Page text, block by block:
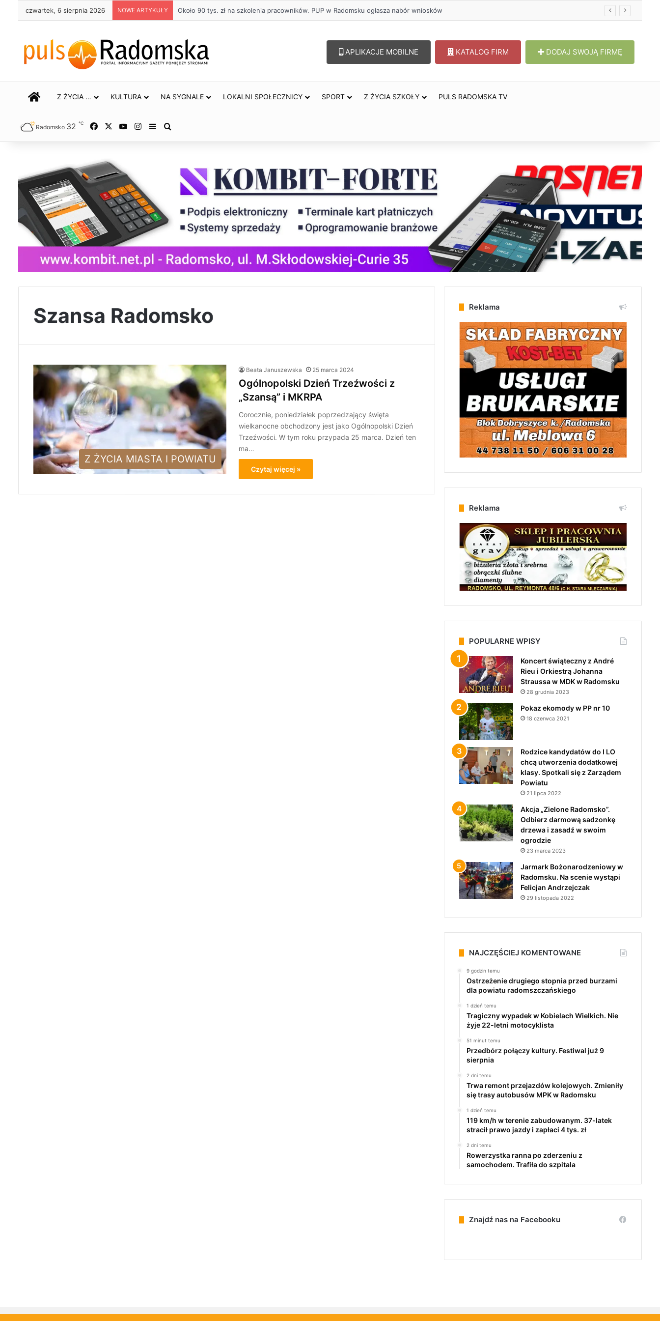
czwartek, 6 sierpnia 2026 NOWE ARTYKUŁY Około 90 tys. zł na szkolenia pracowników. PUP w Radomsku ogłasza nabór wniosków
APLIKACJE MOBILNE KATALOG FIRM DODAJ SWOJĄ FIRMĘ
STRONA GŁÓWNA
Z ŻYCIA … KULTURA NA SYGNALE LOKALNI SPOŁECZNICY SPORT Z ŻYCIA SZKOŁY PULS RADOMSKA TV
Radomsko 32 ℃ Facebook YouTubeInstagram
Sidebar
Szansa Radomsko
Z ŻYCIA MIASTA I POWIATU
Beata Januszewska 25 marca 2024
Ogólnopolski Dzień Trzeźwości z
„Szansą” i MKRPA
Corocznie, poniedziałek poprzedzający święta
wielkanocne obchodzony jest jako Ogólnopolski Dzień
Trzeźwości. W tym roku przypada 25 marca. Dzień ten
ma…
Czytaj więcej »
Reklama
Reklama
POPULARNE WPISY
Koncert świąteczny z André
Rieu i Orkiestrą Johanna
Straussa w MDK w Radomsku
28 grudnia 2023
Pokaz ekomody w PP nr 10
18 czerwca 2021
Rodzice kandydatów do I LO
chcą utworzenia dodatkowej
klasy. Spotkali się z Zarządem
Powiatu
21 lipca 2022
Akcja „Zielone Radomsko”.
Odbierz darmową sadzonkę
drzewa i zasadź w swoim
ogrodzie
23 marca 2023
Jarmark Bożonarodzeniowy w
Radomsku. Na scenie wystąpi
Felicjan Andrzejczak
29 listopada 2022
NAJCZĘŚCIEJ KOMENTOWANE
9 godzin temu
Ostrzeżenie drugiego stopnia przed burzami
dla powiatu radomszczańskiego
1 dzień temu
Tragiczny wypadek w Kobielach Wielkich. Nie
żyje 22-letni motocyklista
51 minut temu
Przedbórz połączy kultury. Festiwal już 9
sierpnia
2 dni temu
Trwa remont przejazdów kolejowych. Zmieniły
się trasy autobusów MPK w Radomsku
1 dzień temu
119 km/h w terenie zabudowanym. 37-latek
stracił prawo jazdy i zapłaci 4 tys. zł
2 dni temu
Rowerzystka ranna po zderzeniu z
samochodem. Trafiła do szpitala
Znajdź nas na Facebooku